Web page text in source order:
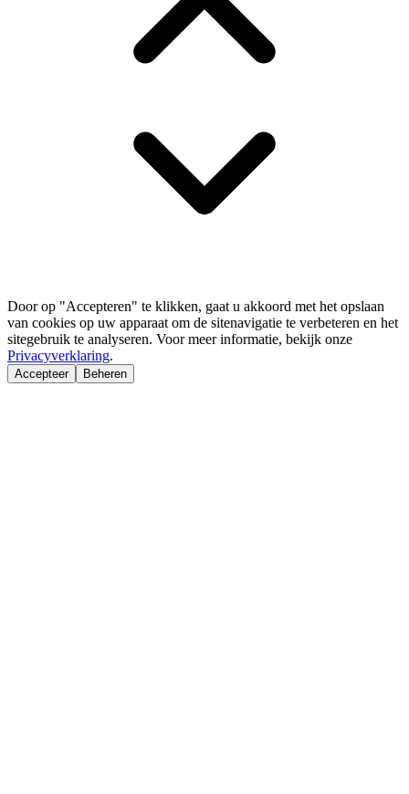
Door op "Accepteren" te klikken, gaat u akkoord met het opslaan
van cookies op uw apparaat om de sitenavigatie te verbeteren en het
sitegebruik te analyseren. Voor meer informatie, bekijk onze
Privacyverklaring.
Accepteer Beheren